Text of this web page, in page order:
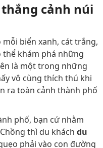
cảnh núi
biển xanh, cát trắng,
thể khám phá những
là một trong những
vô cùng thích thú khi
ra toàn cảnh thành phố
phố, bạn cứ nhằm
thì du khách du
phải vào con đường